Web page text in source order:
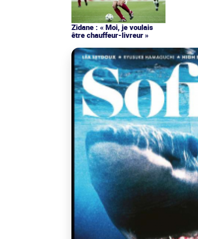
Zidane : « Moi, je voulais
être chauffeur-livreur »